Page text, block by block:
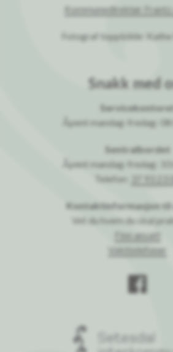
Kommunedirektør Frantz
Fotograf toppbilde:
Snakk med
Åpent mandag-fredag:
Sentralbordet
Åpent mandag-fredag:
Telefon:
37 93 23
Kontaktinformasjon til
Vet du hvem du skal
Finn ansatt
Vakttelefoner